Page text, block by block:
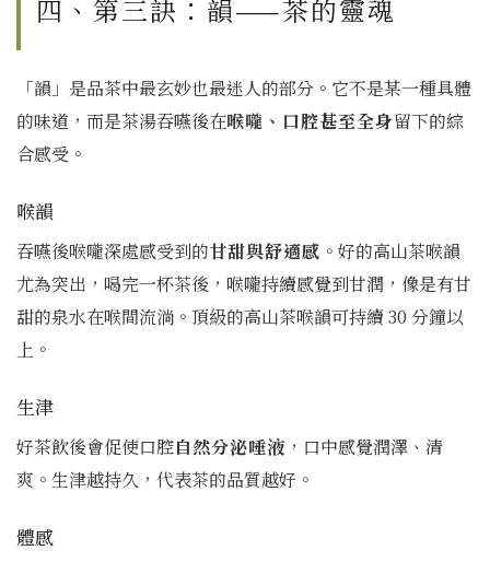
四、第三訣：韻——茶的靈魂
「韻」是品茶中最玄妙也最迷人的部分。它不是某一種具體
的味道，而是茶湯吞嚥後在喉嚨、口腔甚至全身留下的綜
合感受。
喉韻
吞嚥後喉嚨深處感受到的甘甜與舒適感 。好的高山茶喉韻
尤為突出，喝完一杯茶後，喉嚨持續感覺到甘潤，像是有甘
甜的泉水在喉間流淌。頂級的高山茶喉韻可持續 30 分鐘以
上。
生津
好茶飲後會促使口腔自然分泌唾液 ，口中感覺潤澤、清
爽。生津越持久，代表茶的品質越好。
體感